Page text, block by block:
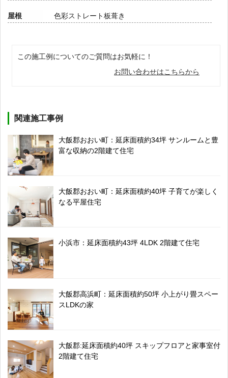
屋根 色彩ストレート板葺き
この施工例についてのご質問はお気軽に！
お問い合わせはこちらから
関連施工事例
大飯郡おおい町：延床面積約34坪 サンルームと豊
富な収納の2階建て住宅
大飯郡おおい町：延床面積約40坪 子育てが楽しく
なる平屋住宅
小浜市：延床面積約43坪 4LDK 2階建て住宅
大飯郡高浜町：延床面積約50坪 小上がり畳スペー
スLDKの家
大飯郡:延床面積約40坪 スキップフロアと家事室付
2階建て住宅